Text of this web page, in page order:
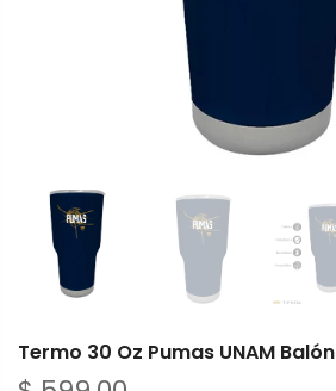
Termo 30 Oz Pumas UNAM Balón